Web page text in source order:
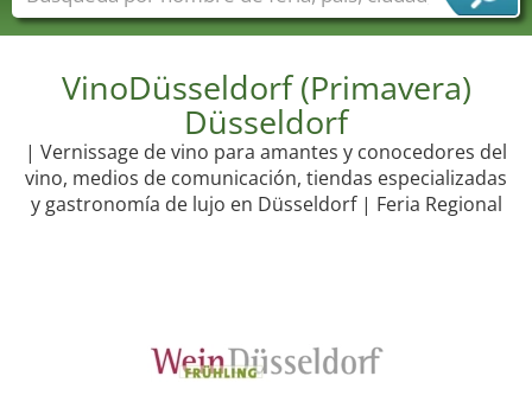
VinoDüsseldorf (Primavera)
Düsseldorf
| Vernissage de vino para amantes y conocedores del
vino, medios de comunicación, tiendas especializadas
y gastronomía de lujo en Düsseldorf | Feria Regional
Nombres de ferias Países
Ciudades
Sectores de proveedor de servicios